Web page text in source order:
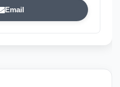
Email